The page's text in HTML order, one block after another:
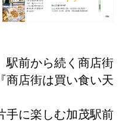
駅前から続く商店街
商店街は買い食い天
手に楽しむ加茂駅前